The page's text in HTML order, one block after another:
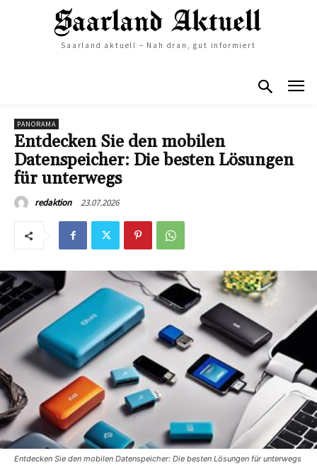
Saarland aktuell – Nah dran, gut informiert
PANORAMA
Entdecken Sie den mobilen
Datenspeicher: Die besten Lösungen
für unterwegs
redaktion 23.07.2026
Entdecken Sie den mobilen Datenspeicher: Die besten Lösungen für unterwegs